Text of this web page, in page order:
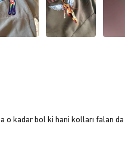
o kadar bol ki hani kolları falan